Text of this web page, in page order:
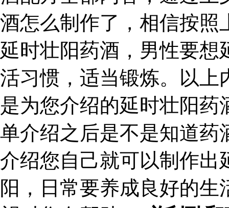
酒怎么制作了，相信按照
延时壮阳药酒，男性要想
活习惯，适当锻炼。以上
是为您介绍的延时壮阳
单介绍之后是不是知道药
介绍您自己就可以制作出
阳，日常要养成良好的